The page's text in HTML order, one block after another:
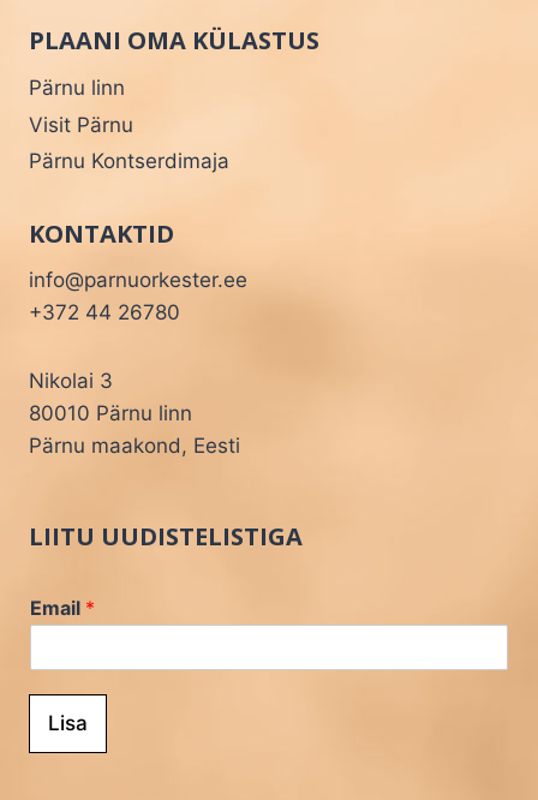
PLAANI OMA KÜLASTUS
Pärnu linn
Visit Pärnu
Pärnu Kontserdimaja
KONTAKTID
info@parnuorkester.ee
+372 44 26780
Nikolai 3
80010 Pärnu linn
Pärnu maakond, Eesti
LIITU UUDISTELISTIGA
Email *
Lisa